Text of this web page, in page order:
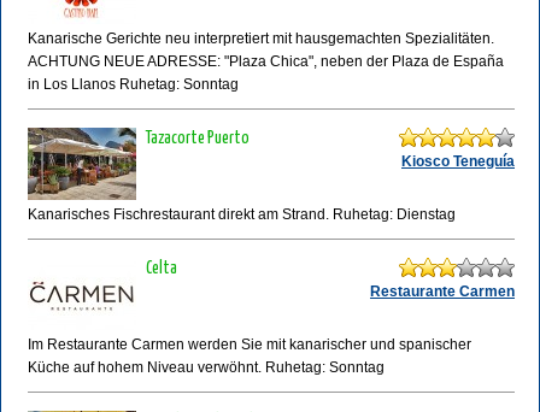
Kanarische Gerichte neu interpretiert mit hausgemachten Spezialitäten.
ACHTUNG NEUE ADRESSE: "Plaza Chica", neben der Plaza de España
in Los Llanos Ruhetag: Sonntag
Kiosco Teneguía
Tazacorte Puerto
Kanarisches Fischrestaurant direkt am Strand. Ruhetag: Dienstag
Restaurante Carmen
Celta
Im Restaurante Carmen werden Sie mit kanarischer und spanischer
Küche auf hohem Niveau verwöhnt. Ruhetag: Sonntag